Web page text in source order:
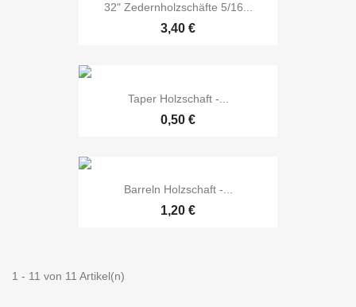
32" Zedernholzschäfte 5/16...
3,40 €
Taper Holzschaft -...
0,50 €
Barreln Holzschaft -...
1,20 €
1 - 11 von 11 Artikel(n)